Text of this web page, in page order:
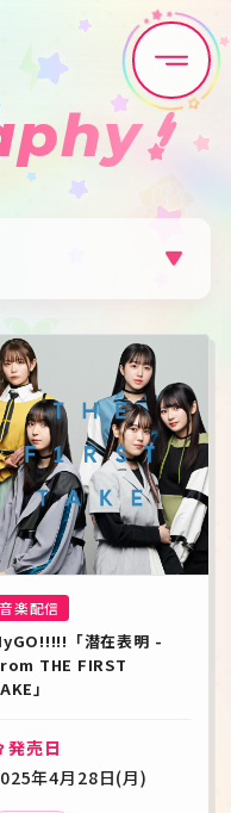
Discography
Afterglow
！ Morfonica
ーたいぷ
他
音楽配信
音楽配信
「潜在表明 -
THE FIRST
」
発売日
年4月28日(月)